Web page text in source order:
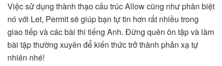
Việc sử dụng thành thạo cấu trúc Allow cũng như phân biệt
nó với Let, Permit sẽ giúp bạn tự tin hơn rất nhiều trong
giao tiếp và các bài thi tiếng Anh. Đừng quên ôn tập và làm
bài tập thường xuyên để kiến thức trở thành phản xạ tự
nhiên nhé!